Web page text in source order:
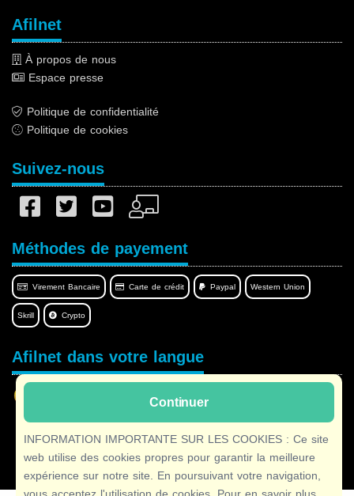
Continuer
INFORMATION IMPORTANTE SUR LES COOKIES : Ce site
web utilise des cookies propres pour garantir la meilleure
expérience sur notre site. En poursuivant votre navigation,
Afilnet
À propos de nous
Espace presse
Politique de confidentialité
Politique de cookies
Suivez-nous
Méthodes de payement
Virement Bancaire Carte de crédit Paypal Western Union
Skrill Crypto
Afilnet dans votre langue
Copyright © 2026 Afilnet· Tous droits réservés